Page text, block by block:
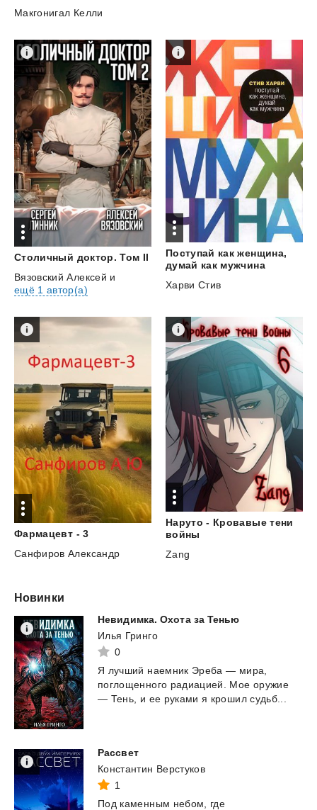
Макгонигал Келли
Столичный доктор. Том II
Вязовский Алексей и
ещё 1 автор(а)
Поступай как женщина,
думай как мужчина
Харви Стив
Фармацевт - 3
Санфиров Александр
Наруто - Кровавые тени
войны
Zang
Новинки
Невидимка. Охота за Тенью
Илья Гринго
0
Я лучший наемник Эреба — мира,
поглощенного радиацией. Мое оружие
— Тень, и ее руками я крошил судьб...
Рассвет
Константин Верстуков
1
Под каменным небом, где